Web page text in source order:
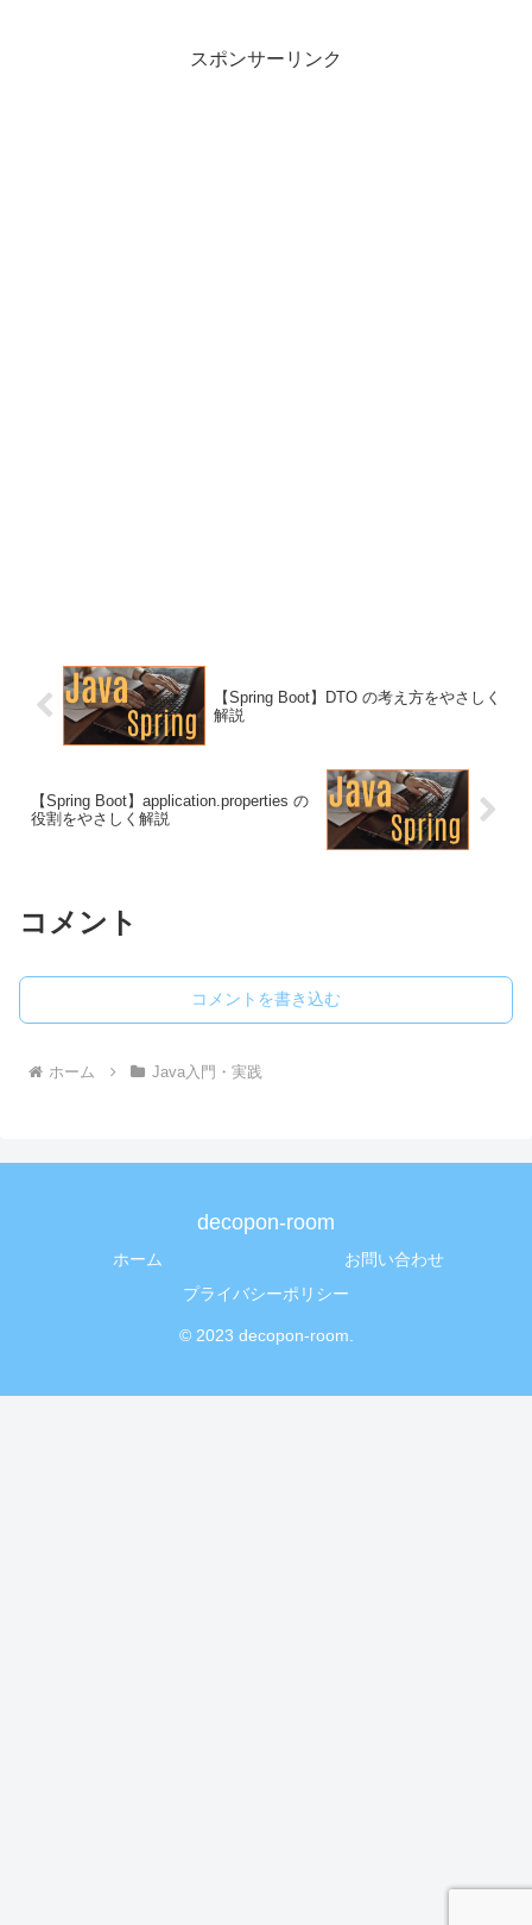
スポンサーリンク
【Spring Boot】DTO の考え方をやさしく
解説
【Spring Boot】application.properties の
役割をやさしく解説
コメント
コメントを書き込む
ホーム Java入門・実践
decopon-room
ホーム
お問い合わせ
プライバシーポリシー
© 2023 decopon-room.